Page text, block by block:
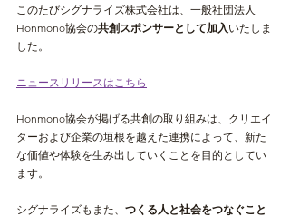
このたびシグナライズ株式会社は、一般社団法人
Honmono協会の共創スポンサーとして加入いたしま
した。
ニュースリリースはこちら
Honmono協会が掲げる共創の取り組みは、クリエイ
ターおよび企業の垣根を越えた連携によって、新た
な価値や体験を生み出していくことを目的としてい
ます。
シグナライズもまた、 つくる人と社会をつなぐこと